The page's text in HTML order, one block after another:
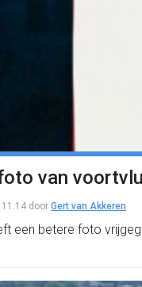
van
door Gert van Akkeren
een betere foto